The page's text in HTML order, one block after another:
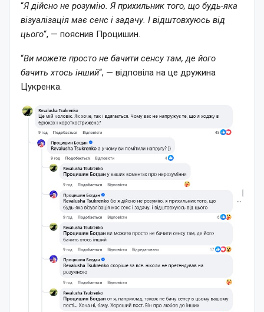
“Я дійсно не розумію. Я прихильник того, що будь-яка
візуалізація має сенс і задачу. І відштовхуюсь від
цього“, — пояснив Процишин.
“Ви можете просто не бачити сенсу там, де його
бачить хтось інший“, — відповіла на це дружина
Цукренка.